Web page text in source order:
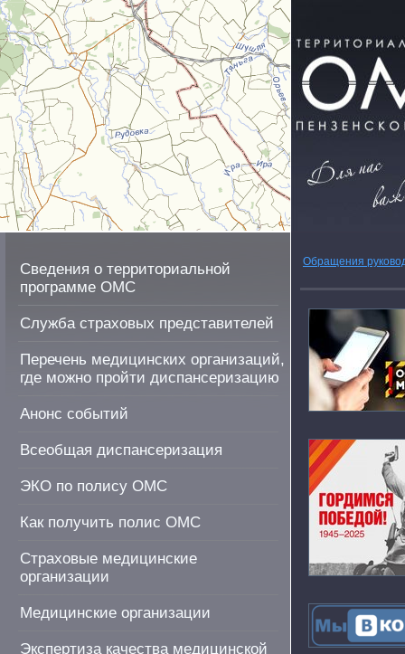
Сведения о территориальной
программе ОМС
Служба страховых представителей
Перечень медицинских организаций,
где можно пройти диспансеризацию
Анонс событий
Всеобщая диспансеризация
ЭКО по полису ОМС
Как получить полис ОМС
Страховые медицинские
организации
Медицинские организации
Экспертиза качества медицинской
Обращения